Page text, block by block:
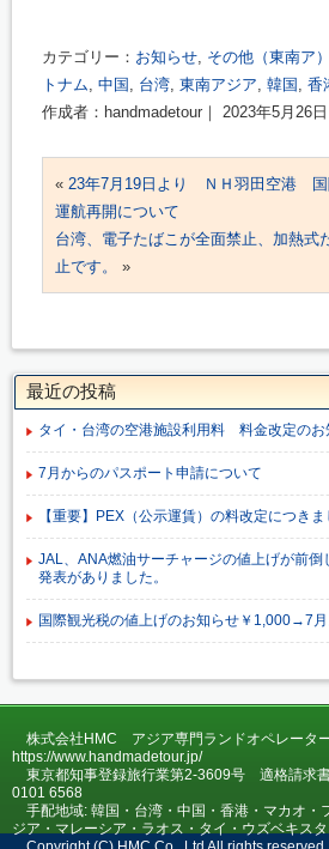
カテゴリー： お知らせ その他（東南ア）
トナム 中国 台湾 東南アジア 韓国 香
作成者：handmadetour｜ 2023年5月26日
« 23年7月19日より ＮＨ羽田空港
運航再開について
台湾、電子たばこが全面禁止、加熱式
止です。
»
最近の投稿
タイ・台湾の空港施設利用料 料金改定のお
7月からのパスポート申請について
【重要】PEX（公示運賃）の料改定につきま
JAL、ANA燃油サーチャージの値上げが前倒
発表がありました。
国際観光税の値上げのお知らせ￥1,000→7
株式会社HMC アジア専門ランドオペレータ
https://www.handmadetour.jp/
東京都知事登録旅行業第2-3609号 適格請求
0101 6568
手配地域: 韓国・台湾・中国・香港・マカオ・
ジア・マレーシア・ラオス・タイ・ウズベキス